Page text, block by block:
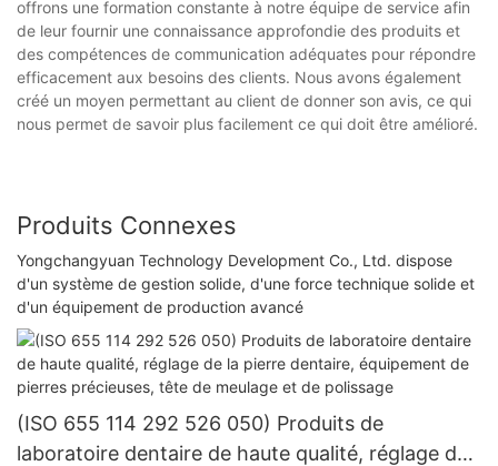
offrons une formation constante à notre équipe de service afin
de leur fournir une connaissance approfondie des produits et
des compétences de communication adéquates pour répondre
efficacement aux besoins des clients. Nous avons également
créé un moyen permettant au client de donner son avis, ce qui
nous permet de savoir plus facilement ce qui doit être amélioré.
Produits Connexes
Yongchangyuan Technology Development Co., Ltd. dispose
d'un système de gestion solide, d'une force technique solide et
d'un équipement de production avancé
(ISO 655 114 292 526 050) Produits de
laboratoire dentaire de haute qualité, réglage de